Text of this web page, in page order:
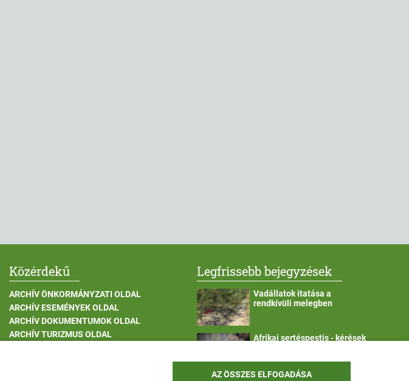
Közérdekű
ARCHÍV ÖNKORMÁNYZATI OLDAL
ARCHÍV ESEMÉNYEK OLDAL
ARCHÍV DOKUMENTUMOK OLDAL
ARCHÍV TURIZMUS OLDAL
Legfrissebb bejegyzések
Vadállatok itatása a
rendkívüli melegben
Afrikai sertéspestis - kérések
AZ ÖSSZES ELFOGADÁSA